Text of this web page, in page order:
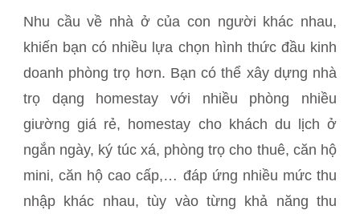
Nhu cầu về nhà ở của con người khác nhau,
khiến bạn có nhiều lựa chọn hình thức đầu kinh
doanh phòng trọ hơn. Bạn có thể xây dựng nhà
trọ dạng homestay với nhiều phòng nhiều
giường giá rẻ, homestay cho khách du lịch ở
ngắn ngày, ký túc xá, phòng trọ cho thuê, căn hộ
mini, căn hộ cao cấp,… đáp ứng nhiều mức thu
nhập khác nhau, tùy vào từng khả năng thu